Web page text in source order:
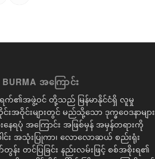
BURMA အကြောင်း
က်၏အဖွဲ့ဝင် တို့သည် မြန်မာနိုင်ငံရှိ လူမှု
အဝိုင်းများတွင် မည်သို့သော ဒုက္ခဝေဒနာများ
နေရပုံ အကြောင်း အဖြစ်မှန် အမှန်တရားကို
ါင်း အသုံးပြုကာ၊ လောလောဆယ် စည်းရုံး
န်း တင်ပြခြင်း နည်းလမ်းဖြင့် စစ်အစိုးရ၏